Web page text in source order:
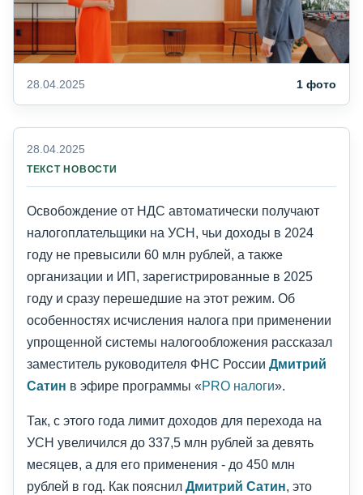
28.04.2025 1 фото
28.04.2025
ТЕКСТ НОВОСТИ
Освобождение от НДС автоматически получают
налогоплательщики на УСН, чьи доходы в 2024
году не превысили 60 млн рублей, а также
организации и ИП, зарегистрированные в 2025
году и сразу перешедшие на этот режим. Об
особенностях исчисления налога при применении
упрощенной системы налогообложения рассказал
заместитель руководителя ФНС России Дмитрий
Сатин в эфире программы «PRO налоги».
Так, с этого года лимит доходов для перехода на
УСН увеличился до 337,5 млн рублей за девять
месяцев, а для его применения - до 450 млн
рублей в год. Как пояснил Дмитрий Сатин, это